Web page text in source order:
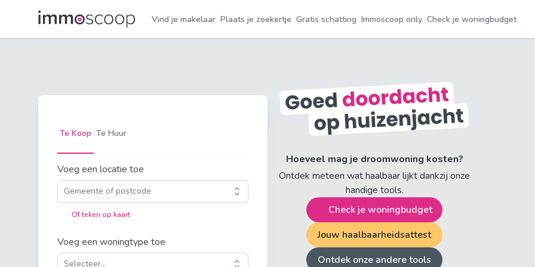
Vind je makelaar Plaats je zoekertje Gratis schatting Immoscoop only Check je woningbudget
Te Koop Te Huur
Voeg een locatie toe
Gemeente of postcode
Of teken op kaart
Voeg een woningtype toe
Selecteer...
Hoeveel mag je droomwoning kosten?
Ontdek meteen wat haalbaar lijkt dankzij onze
handige tools.
Check je woningbudget
Jouw haalbaarheidsattest
Ontdek onze andere tools